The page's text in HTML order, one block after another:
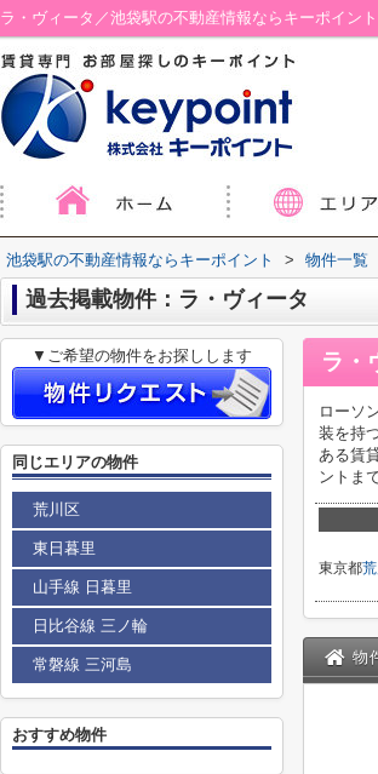
ラ・ヴィータ／池袋駅の不動産情報ならキーポイント
池袋駅の不動産情報ならキーポイント > 物件一覧
過去掲載物件：ラ・ヴィータ
ラ・
ローソ
装を持
ある賃
ントま
東京都
物
▼ご希望の物件をお探しします
同じエリアの物件
荒川区
東日暮里
山手線 日暮里
日比谷線 三ノ輪
常磐線 三河島
おすすめ物件